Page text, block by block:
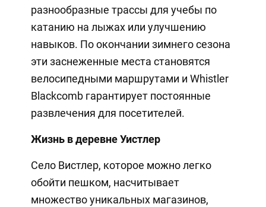
разнообразные трассы для учебы по
катанию на лыжах или улучшению
навыков. По окончании зимнего сезона
эти заснеженные места становятся
велосипедными маршрутами и Whistler
Blackcomb гарантирует постоянные
развлечения для посетителей.
Жизнь в деревне Уистлер
Село Вистлер, которое можно легко
обойти пешком, насчитывает
множество уникальных магазинов,